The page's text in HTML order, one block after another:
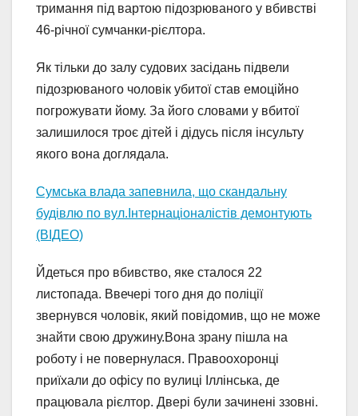
тримання під вартою підозрюваного у вбивстві
46-річної сумчанки-рієлтора.
Як тільки до залу судових засідань підвели
підозрюваного чоловік убитої став емоційно
погрожувати йому. За його словами у вбитої
залишилося троє дітей і дідусь після інсульту
якого вона доглядала.
Сумська влада запевнила, що скандальну
будівлю по вул.Інтернаціоналістів демонтують
(ВІДЕО)
Йдеться про вбивство, яке сталося 22
листопада. Ввечері того дня до поліції
звернувся чоловік, який повідомив, що не може
знайти свою дружину.Вона зрану пішла на
роботу і не повернулася. Правоохоронці
приїхали до офісу по вулиці Іллінська, де
працювала рієлтор. Двері були зачинені ззовні.